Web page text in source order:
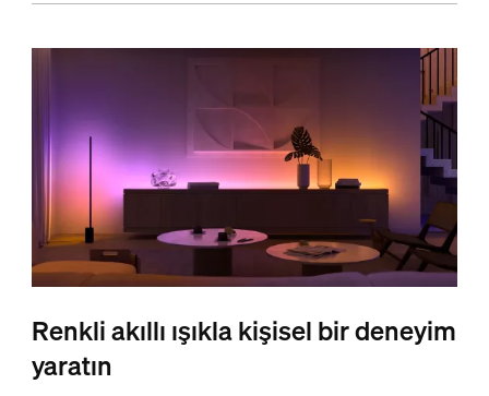
Renkli akıllı ışıkla kişisel bir deneyim
yaratın